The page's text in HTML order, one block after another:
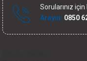
Sorularınız için
Arayın: 0850